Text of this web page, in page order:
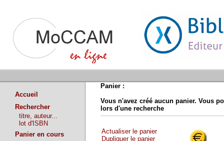
Accueil
Rechercher
titre, auteur...
lot d'ISBN
Panier en cours
Panier :
Vous n'avez créé aucun panier. Vous
lors d'une recherche
Actualiser le panier
Dupliquer le panier